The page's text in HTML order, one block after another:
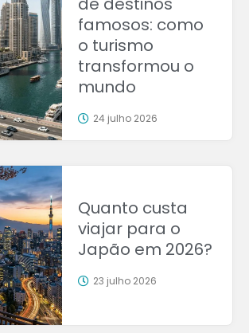
famosos: como
o turismo
transformou o
mundo
24 julho 2026
Quanto custa
viajar para o
Japão em 2026?
23 julho 2026